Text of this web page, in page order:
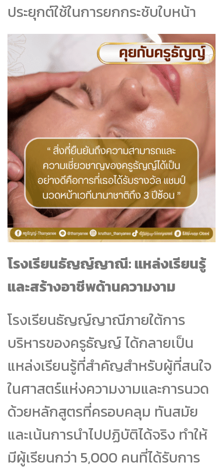
ประยุกต์ใช้ในการยกกระชับใบหน้า
โรงเรียนธัญญ์ญาณี: แหล่งเรียนรู้
และสร้างอาชีพด้านความงาม
โรงเรียนธัญญ์ญาณีภายใต้การ
บริหารของครูธัญญ์ ได้กลายเป็น
แหล่งเรียนรู้ที่สำคัญสำหรับผู้ที่สนใจ
ในศาสตร์แห่งความงามและการนวด
ด้วยหลักสูตรที่ครอบคลุม ทันสมัย
และเน้นการนำไปปฏิบัติได้จริง ทำให้
มีผู้เรียนกว่า 5,000 คนที่ได้รับการ